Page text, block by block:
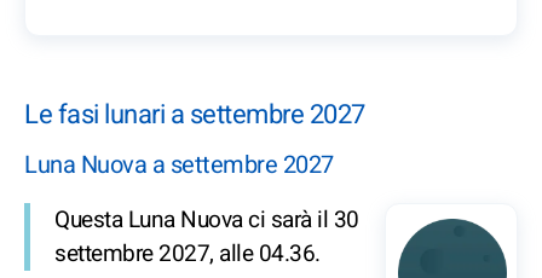
Le fasi lunari a settembre 2027
Luna Nuova a settembre 2027
Questa Luna Nuova ci sarà il 30
settembre 2027, alle 04.36.